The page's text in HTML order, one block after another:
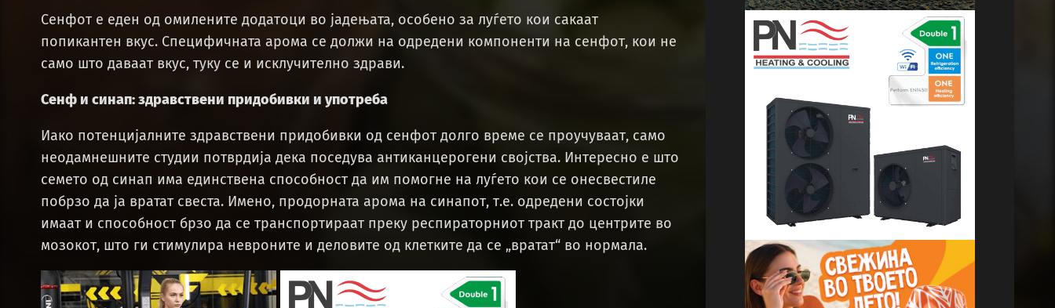
Сенфот е еден од омилените додатоци во јадењата, особено за луѓето кои сакаат
попикантен вкус. Специфичната арома се должи на одредени компоненти на сенфот, кои не
само што даваат вкус, туку се и исклучително здрави.
Сенф и синап: здравствени придобивки и употреба
Иако потенцијалните здравствени придобивки од сенфот долго време се проучуваат, само
неодамнешните студии потврдија дека поседува антиканцерогени својства. Интересно е што
семето од синап има единствена способност да им помогне на луѓето кои се онесвестиле
побрзо да ја вратат свеста. Имено, продорната арома на синапот, т.е. одредени состојки
имаат и способност брзо да се транспортираат преку респираторниот тракт до центрите во
мозокот, што ги стимулира невроните и деловите од клетките да се „вратат“ во нормала.